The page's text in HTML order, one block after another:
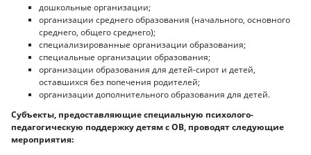
дошкольные организации;
организации среднего образования (начального, основного
среднего, общего среднего);
специализированные организации образования;
специальные организации образования;
организации образования для детей-сирот и детей,
оставшихся без попечения родителей;
организации дополнительного образования для детей.
Субъекты, предоставляющие специальную психолого-
педагогическую поддержку детям с ОВ, проводят следующие
мероприятия: